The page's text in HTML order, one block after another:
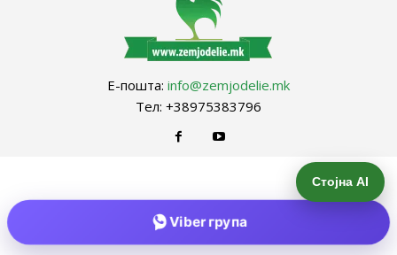
Е-пошта: info@zemjodelie.mk
Тел: +38975383796
Стојна AI
Viber група